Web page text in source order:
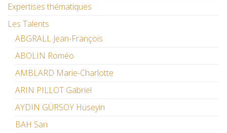
Expertises thématiques
Les Talents
ABGRALL Jean-François
ABOLIN Roméo
AMBLARD Marie-Charlotte
ARIN PILLOT Gabriel
AYDIN GÜRSOY Hüseyin
BAH San